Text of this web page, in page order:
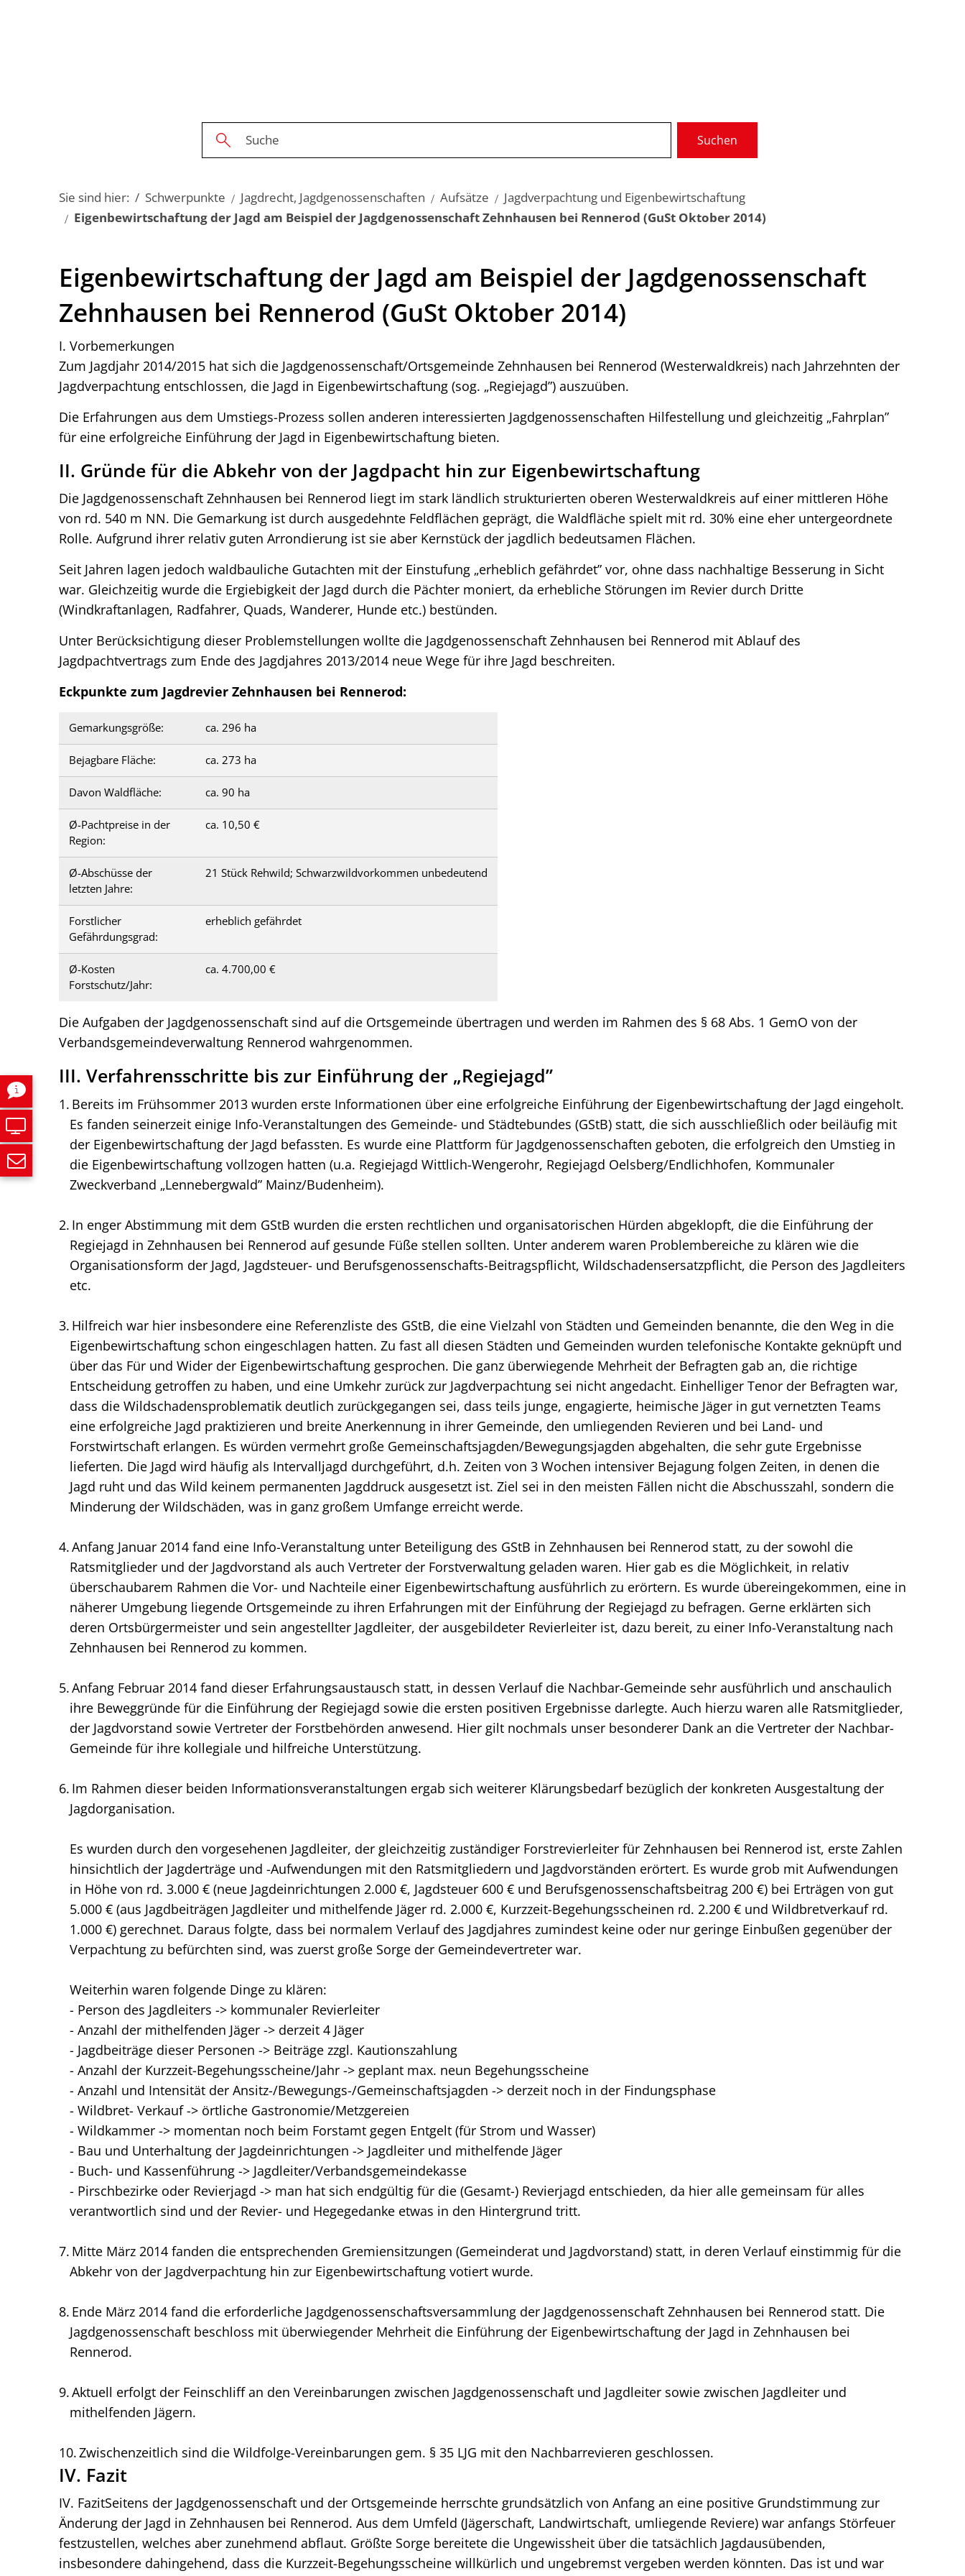
Kommunale Dienste
Suchen
Sie sind hier: Schwerpunkte Jagdrecht, Jagdgenossenschaften Aufsätze
Jagdverpachtung und Eigenbewirtschaftung
Eigenbewirtschaftung der Jagd am Beispiel der Jagdgenossenschaft Zehnhausen bei Rennerod (GuSt Oktober 2014)
Eigenbewirtschaftung
Beispiel
Jagdgenossenschaft
Zehnhausen
Rennerod
(GuSt
Oktober
2014)
Eigenbewirtschaftung der Jagd am Beispiel der Jagdgenossenschaft
Zehnhausen bei Rennerod (GuSt Oktober 2014)
I. Vorbemerkungen
Zum Jagdjahr 2014/2015 hat sich die Jagdgenossenschaft/Ortsgemeinde Zehnhausen bei Rennerod (Westerwaldkreis) nach Jahrzehnten der
Jagdverpachtung entschlossen, die Jagd in Eigenbewirtschaftung (sog. „Regiejagd”) auszuüben.
Die Erfahrungen aus dem Umstiegs-Prozess sollen anderen interessierten Jagdgenossenschaften Hilfestellung und gleichzeitig „Fahrplan”
für eine erfolgreiche Einführung der Jagd in Eigenbewirtschaftung bieten.
II. Gründe für die Abkehr von der Jagdpacht hin zur Eigenbewirtschaftung
Die Jagdgenossenschaft Zehnhausen bei Rennerod liegt im stark ländlich strukturierten oberen Westerwaldkreis auf einer mittleren Höhe
von rd. 540 m NN. Die Gemarkung ist durch ausgedehnte Feldflächen geprägt, die Waldfläche spielt mit rd. 30% eine eher untergeordnete
Rolle. Aufgrund ihrer relativ guten Arrondierung ist sie aber Kernstück der jagdlich bedeutsamen Flächen.
Seit Jahren lagen jedoch waldbauliche Gutachten mit der Einstufung „erheblich gefährdet” vor, ohne dass nachhaltige Besserung in Sicht
war. Gleichzeitig wurde die Ergiebigkeit der Jagd durch die Pächter moniert, da erhebliche Störungen im Revier durch Dritte
(Windkraftanlagen, Radfahrer, Quads, Wanderer, Hunde etc.) bestünden.
Unter Berücksichtigung dieser Problemstellungen wollte die Jagdgenossenschaft Zehnhausen bei Rennerod mit Ablauf des
Jagdpachtvertrags zum Ende des Jagdjahres 2013/2014 neue Wege für ihre Jagd beschreiten.
Eckpunkte zum Jagdrevier Zehnhausen bei Rennerod:
Gemarkungsgröße: ca. 296 ha
Bejagbare Fläche: ca. 273 ha
Davon Waldfläche: ca. 90 ha
Ø-Pachtpreise in der
Region:
ca. 10,50 €
Ø-Abschüsse der
letzten Jahre:
21 Stück Rehwild; Schwarzwildvorkommen unbedeutend
Forstlicher
Gefährdungsgrad:
erheblich gefährdet
Ø-Kosten
Forstschutz/Jahr:
ca. 4.700,00 €
Die Aufgaben der Jagdgenossenschaft sind auf die Ortsgemeinde übertragen und werden im Rahmen des § 68 Abs. 1 GemO von der
Verbandsgemeindeverwaltung Rennerod wahrgenommen.
III. Verfahrensschritte bis zur Einführung der „Regiejagd”
Bereits im Frühsommer 2013 wurden erste Informationen über eine erfolgreiche Einführung der Eigenbewirtschaftung der Jagd eingeholt.
Es fanden seinerzeit einige Info-Veranstaltungen des Gemeinde- und Städtebundes (GStB) statt, die sich ausschließlich oder beiläufig mit
der Eigenbewirtschaftung der Jagd befassten. Es wurde eine Plattform für Jagdgenossenschaften geboten, die erfolgreich den Umstieg in
die Eigenbewirtschaftung vollzogen hatten (u.a. Regiejagd Wittlich-Wengerohr, Regiejagd Oelsberg/Endlichhofen, Kommunaler
Zweckverband „Lennebergwald” Mainz/Budenheim).
In enger Abstimmung mit dem GStB wurden die ersten rechtlichen und organisatorischen Hürden abgeklopft, die die Einführung der
Regiejagd in Zehnhausen bei Rennerod auf gesunde Füße stellen sollten. Unter anderem waren Problembereiche zu klären wie die
Organisationsform der Jagd, Jagdsteuer- und Berufsgenossenschafts-Beitragspflicht, Wildschadensersatzpflicht, die Person des Jagdleiters
etc.
Hilfreich war hier insbesondere eine Referenzliste des GStB, die eine Vielzahl von Städten und Gemeinden benannte, die den Weg in die
Eigenbewirtschaftung schon eingeschlagen hatten. Zu fast all diesen Städten und Gemeinden wurden telefonische Kontakte geknüpft und
über das Für und Wider der Eigenbewirtschaftung gesprochen. Die ganz überwiegende Mehrheit der Befragten gab an, die richtige
Entscheidung getroffen zu haben, und eine Umkehr zurück zur Jagdverpachtung sei nicht angedacht. Einhelliger Tenor der Befragten war,
dass die Wildschadensproblematik deutlich zurückgegangen sei, dass teils junge, engagierte, heimische Jäger in gut vernetzten Teams
eine erfolgreiche Jagd praktizieren und breite Anerkennung in ihrer Gemeinde, den umliegenden Revieren und bei Land- und
Forstwirtschaft erlangen. Es würden vermehrt große Gemeinschaftsjagden/Bewegungsjagden abgehalten, die sehr gute Ergebnisse
lieferten. Die Jagd wird häufig als Intervalljagd durchgeführt, d.h. Zeiten von 3 Wochen intensiver Bejagung folgen Zeiten, in denen die
Jagd ruht und das Wild keinem permanenten Jagddruck ausgesetzt ist. Ziel sei in den meisten Fällen nicht die Abschusszahl, sondern die
Minderung der Wildschäden, was in ganz großem Umfange erreicht werde.
Anfang Januar 2014 fand eine Info-Veranstaltung unter Beteiligung des GStB in Zehnhausen bei Rennerod statt, zu der sowohl die
Ratsmitglieder und der Jagdvorstand als auch Vertreter der Forstverwaltung geladen waren. Hier gab es die Möglichkeit, in relativ
überschaubarem Rahmen die Vor- und Nachteile einer Eigenbewirtschaftung ausführlich zu erörtern. Es wurde übereingekommen, eine in
näherer Umgebung liegende Ortsgemeinde zu ihren Erfahrungen mit der Einführung der Regiejagd zu befragen. Gerne erklärten sich
deren Ortsbürgermeister und sein angestellter Jagdleiter, der ausgebildeter Revierleiter ist, dazu bereit, zu einer Info-Veranstaltung nach
Zehnhausen bei Rennerod zu kommen.
Anfang Februar 2014 fand dieser Erfahrungsaustausch statt, in dessen Verlauf die Nachbar-Gemeinde sehr ausführlich und anschaulich
ihre Beweggründe für die Einführung der Regiejagd sowie die ersten positiven Ergebnisse darlegte. Auch hierzu waren alle Ratsmitglieder,
der Jagdvorstand sowie Vertreter der Forstbehörden anwesend. Hier gilt nochmals unser besonderer Dank an die Vertreter der Nachbar-
Gemeinde für ihre kollegiale und hilfreiche Unterstützung.
Im Rahmen dieser beiden Informationsveranstaltungen ergab sich weiterer Klärungsbedarf bezüglich der konkreten Ausgestaltung der
Jagdorganisation.
Es wurden durch den vorgesehenen Jagdleiter, der gleichzeitig zuständiger Forstrevierleiter für Zehnhausen bei Rennerod ist, erste Zahlen
hinsichtlich der Jagderträge und -Aufwendungen mit den Ratsmitgliedern und Jagdvorständen erörtert. Es wurde grob mit Aufwendungen
in Höhe von rd. 3.000 € (neue Jagdeinrichtungen 2.000 €, Jagdsteuer 600 € und Berufsgenossenschaftsbeitrag 200 €) bei Erträgen von gut
5.000 € (aus Jagdbeiträgen Jagdleiter und mithelfende Jäger rd. 2.000 €, Kurzzeit-Begehungsscheinen rd. 2.200 € und Wildbretverkauf rd.
1.000 €) gerechnet. Daraus folgte, dass bei normalem Verlauf des Jagdjahres zumindest keine oder nur geringe Einbußen gegenüber der
Verpachtung zu befürchten sind, was zuerst große Sorge der Gemeindevertreter war.
Weiterhin waren folgende Dinge zu klären:
- Person des Jagdleiters -> kommunaler Revierleiter
- Anzahl der mithelfenden Jäger -> derzeit 4 Jäger
- Jagdbeiträge dieser Personen -> Beiträge zzgl. Kautionszahlung
- Anzahl der Kurzzeit-Begehungsscheine/Jahr -> geplant max. neun Begehungsscheine
- Anzahl und Intensität der Ansitz-/Bewegungs-/Gemeinschaftsjagden -> derzeit noch in der Findungsphase
- Wildbret- Verkauf -> örtliche Gastronomie/Metzgereien
- Wildkammer -> momentan noch beim Forstamt gegen Entgelt (für Strom und Wasser)
- Bau und Unterhaltung der Jagdeinrichtungen -> Jagdleiter und mithelfende Jäger
- Buch- und Kassenführung -> Jagdleiter/Verbandsgemeindekasse
- Pirschbezirke oder Revierjagd -> man hat sich endgültig für die (Gesamt-) Revierjagd entschieden, da hier alle gemeinsam für alles
verantwortlich sind und der Revier- und Hegegedanke etwas in den Hintergrund tritt.
Mitte März 2014 fanden die entsprechenden Gremiensitzungen (Gemeinderat und Jagdvorstand) statt, in deren Verlauf einstimmig für die
Abkehr von der Jagdverpachtung hin zur Eigenbewirtschaftung votiert wurde.
Ende März 2014 fand die erforderliche Jagdgenossenschaftsversammlung der Jagdgenossenschaft Zehnhausen bei Rennerod statt. Die
Jagdgenossenschaft beschloss mit überwiegender Mehrheit die Einführung der Eigenbewirtschaftung der Jagd in Zehnhausen bei
Rennerod.
Aktuell erfolgt der Feinschliff an den Vereinbarungen zwischen Jagdgenossenschaft und Jagdleiter sowie zwischen Jagdleiter und
mithelfenden Jägern.
Zwischenzeitlich sind die Wildfolge-Vereinbarungen gem. § 35 LJG mit den Nachbarrevieren geschlossen.
IV. Fazit
IV. FazitSeitens der Jagdgenossenschaft und der Ortsgemeinde herrschte grundsätzlich von Anfang an eine positive Grundstimmung zur
Änderung der Jagd in Zehnhausen bei Rennerod. Aus dem Umfeld (Jägerschaft, Landwirtschaft, umliegende Reviere) war anfangs Störfeuer
festzustellen, welches aber zunehmend abflaut. Größte Sorge bereitete die Ungewissheit über die tatsächlich Jagdausübenden,
insbesondere dahingehend, dass die Kurzzeit-Begehungsscheine willkürlich und ungebremst vergeben werden könnten. Das ist und war